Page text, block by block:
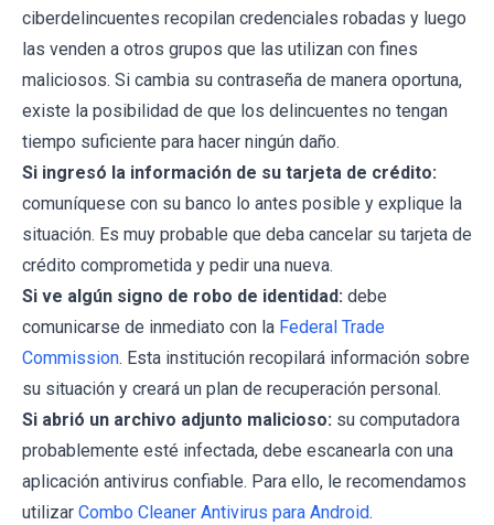
ciberdelincuentes recopilan credenciales robadas y luego
las venden a otros grupos que las utilizan con fines
maliciosos. Si cambia su contraseña de manera oportuna,
existe la posibilidad de que los delincuentes no tengan
tiempo suficiente para hacer ningún daño.
Si ingresó la información de su tarjeta de crédito:
comuníquese con su banco lo antes posible y explique la
situación. Es muy probable que deba cancelar su tarjeta de
crédito comprometida y pedir una nueva.
Si ve algún signo de robo de identidad: debe
comunicarse de inmediato con la Federal Trade
Commission. Esta institución recopilará información sobre
su situación y creará un plan de recuperación personal.
Si abrió un archivo adjunto malicioso: su computadora
probablemente esté infectada, debe escanearla con una
aplicación antivirus confiable. Para ello, le recomendamos
utilizar Combo Cleaner Antivirus para Android.